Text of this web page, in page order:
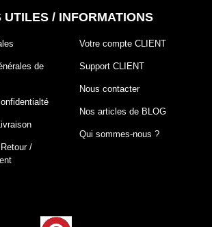
UTILES / INFORMATIONS
de
/
Votre compte CLIENT
Support CLIENT
Nous contacter
Nos articles de BLOG
Qui sommes-nous ?